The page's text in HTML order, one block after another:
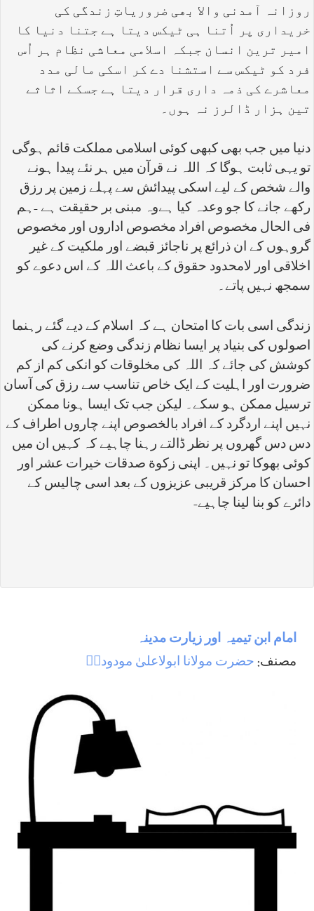
روزانہ آمدنی والا بھی ضروریاتِ زندگی کی
خریداری پر اُتنا ہی ٹیکس دیتا ہے جتنا دنیا کا
امیر ترین انسان جبکہ اسلامی معاشی نظام ہر اُس
فرد کو ٹیکس سے استشنا دے کر اسکی مالی مدد
معاشرے کی ذمہ داری قرار دیتا ہے جسکے اثاثے
تین ہزار ڈالرز نہ ہوں۔
دنیا میں جب بھی کبھی کوئی اسلامی مملکت قائم ہوگی
تو یہی ثابت ہوگا کہ اللہ نے قرآن میں ہر نئے پیدا ہونے
والے شخص کے لیے اسکی پیدائش سے پہلے زمین پر رزق
رکھے جانے کا جو وعدہ کیا ہےوہ مبنی بر حقیقت ہے -ہم
فی الحال مخصوص افراد مخصوص اداروں اور مخصوص
گروہوں کے ان ذرائع پر ناجائز قبضے اور ملکیت کے غیر
اخلاقی اور لامحدود حقوق کے باعث اللہ کے اس دعوے کو
سمجھ نہیں پاتے۔
زندگی اسی بات کا امتحان ہے کہ اسلام کے دیے گئے رہنما
اصولوں کی بنیاد پر ایسا نظام زندگی وضع کرنے کی
کوشش کی جائے کہ اللہ کی مخلوقات کو انکی کم از کم
ضرورت اور اہلیت کے ایک خاص تناسب سے رزق کی آسان
ترسیل ممکن ہو سکے۔ لیکن جب تک ایسا ہونا ممکن
نہیں اپنے اردگرد کے افراد بالخصوص اپنے چاروں اطراف کے
دس دس گھروں پر نظر ڈالتے رہنا چاہیے کہ کہیں ان میں
کوئی بھوکا تو نہیں۔ اپنی زکوة صدقات خیرات عشر اور
احسان کا مرکز قریبی عزیزوں کے بعد اسی چالیس کے
دائرے کو بنا لینا چاہیے-
امام ابن تيميہ اور زيارت مدينہ
مصنف: حضرت مولانا ابولاعلیٰ مودودیؒ